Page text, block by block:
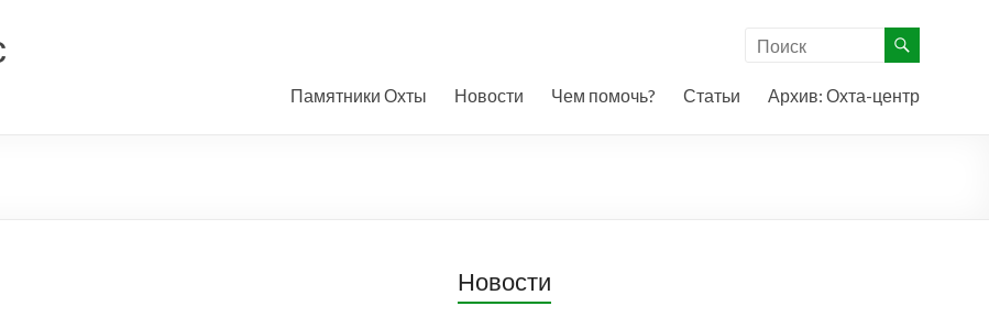
Памятники Охты Новости Чем помочь? Статьи Архив: Охта-центр
Новости